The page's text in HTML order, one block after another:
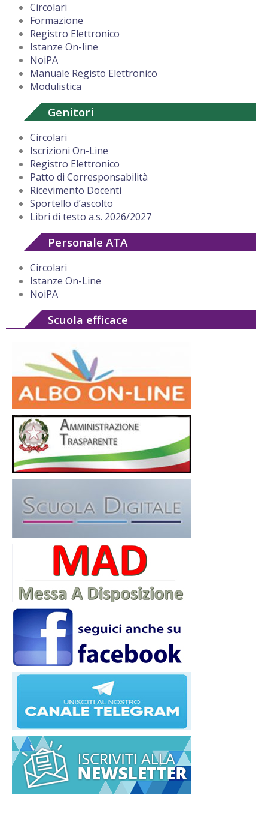
Circolari
Formazione
Registro Elettronico
Istanze On-line
NoiPA
Manuale Registo Elettronico
Modulistica
Genitori
Circolari
Iscrizioni On-Line
Registro Elettronico
Patto di Corresponsabilità
Ricevimento Docenti
Sportello d’ascolto
Libri di testo a.s. 2026/2027
Personale ATA
Circolari
Istanze On-Line
NoiPA
Scuola efficace